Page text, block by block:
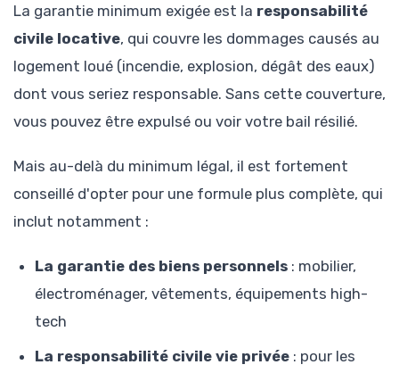
La garantie minimum exigée est la responsabilité
civile locative, qui couvre les dommages causés au
logement loué (incendie, explosion, dégât des eaux)
dont vous seriez responsable. Sans cette couverture,
vous pouvez être expulsé ou voir votre bail résilié.
Mais au-delà du minimum légal, il est fortement
conseillé d'opter pour une formule plus complète, qui
inclut notamment :
La garantie des biens personnels : mobilier,
électroménager, vêtements, équipements high-
tech
La responsabilité civile vie privée : pour les